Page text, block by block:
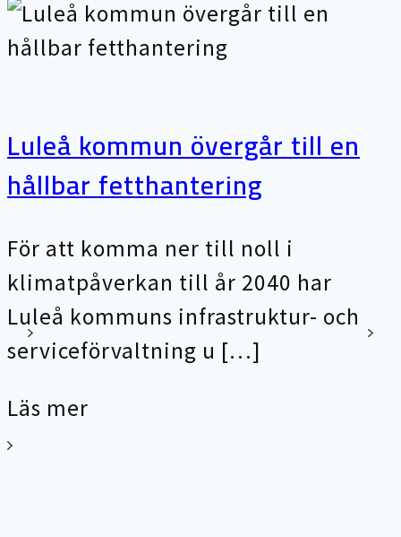
Luleå kommun övergår till en
hållbar fetthantering
För att komma ner till noll i
klimatpåverkan till år 2040 har
Luleå kommuns infrastruktur- och
serviceförvaltning u […]
Läs mer